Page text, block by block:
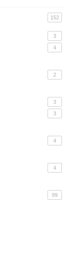
152
3
4
2
3
3
4
4
99